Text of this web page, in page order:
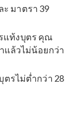
มาตรา 39
แท้งบุตร คุณ
ล้วไม่น้อยกว่า
รไม่ต่ำกว่า 28